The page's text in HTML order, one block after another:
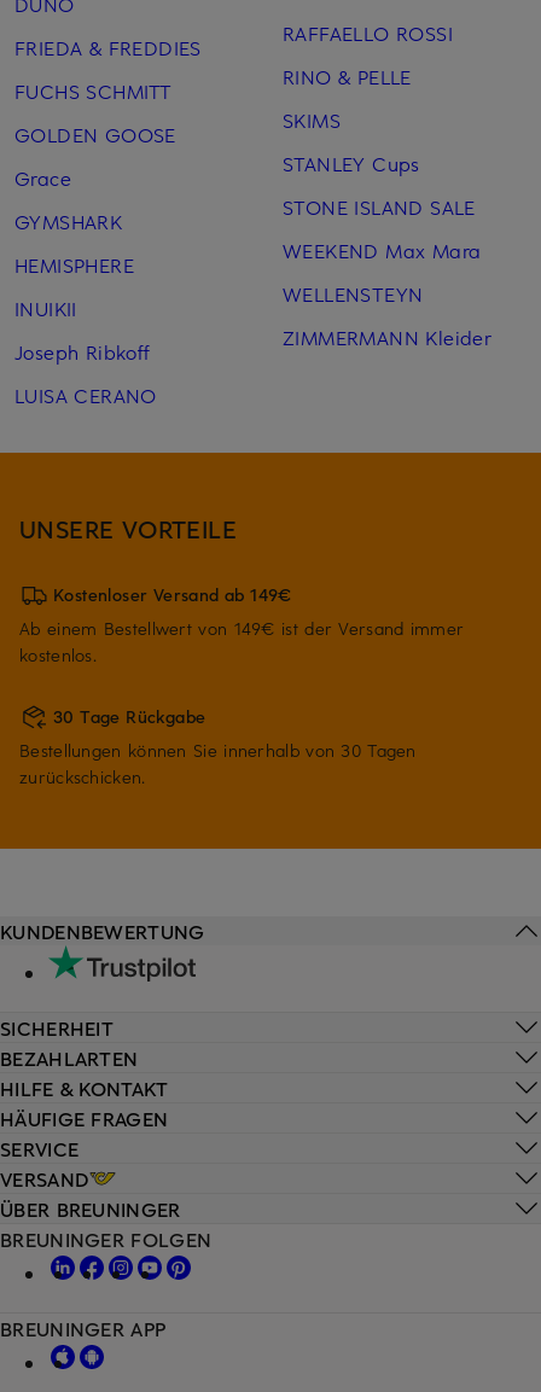
FRIEDA & FREDDIES
FUCHS SCHMITT
GOLDEN GOOSE
Grace
GYMSHARK
HEMISPHERE
INUIKII
Joseph Ribkoff
LUISA CERANO
RAFFAELLO ROSSI
RINO & PELLE
SKIMS
STANLEY Cups
STONE ISLAND SALE
WEEKEND Max Mara
WELLENSTEYN
ZIMMERMANN Kleider
UNSERE VORTEILE
Kostenloser Versand ab 149€
Ab einem Bestellwert von 149€ ist der Versand immer
kostenlos.
30 Tage Rückgabe
Bestellungen können Sie innerhalb von 30 Tagen
zurückschicken.
HILFE & KONTAKT
HÄUFIGE FRAGEN
SERVICE
VERSAND
KUNDENBEWERTUNG
SICHERHEIT
BEZAHLARTEN
ÜBER BREUNINGER
BREUNINGER FOLGEN
BREUNINGER APP